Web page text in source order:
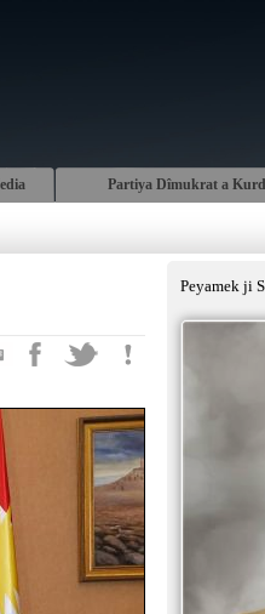
Partiya Dîmukrat a
Peyamek ji